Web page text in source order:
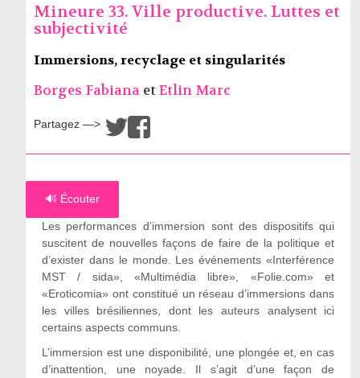
Mineure 33. Ville productive. Luttes et
subjectivité
Immersions, recyclage et singularités
Borges Fabianaet Etlin Marc
Partagez —> /
🔊 Écouter
Les performances d’immersion sont des dispositifs qui
suscitent de nouvelles façons de faire de la politique et
d’exister dans le monde. Les événements «Interférence
MST / sida», «Multimédia libre», «Folie.com» et
«Eroticomia» ont constitué un réseau d’immersions dans
les villes brésiliennes, dont les auteurs analysent ici
certains aspects communs.
L’immersion est une disponibilité, une plongée et, en cas
d’inattention, une noyade. Il s’agit d’une façon de